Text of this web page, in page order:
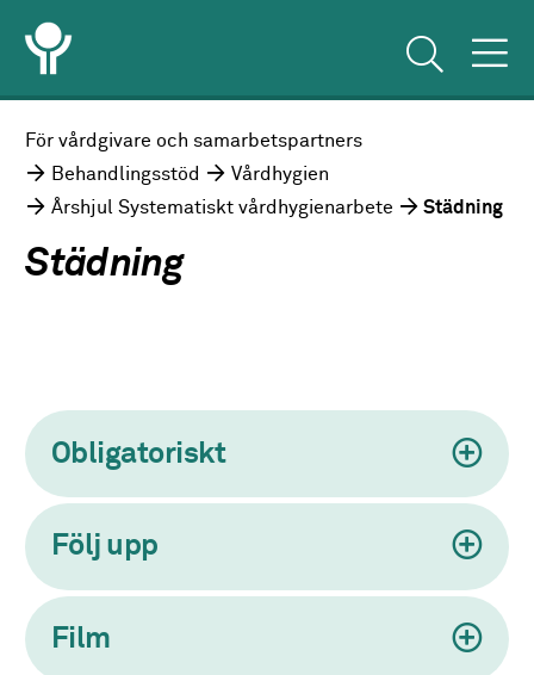
För vårdgivare och samarbetspartners
Behandlingsstöd
Vårdhygien
Årshjul Systematiskt vårdhygienarbete
Städning
Städning
Obligatoriskt
Följ upp
Film